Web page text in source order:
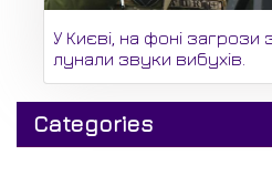
У Києві, на фоні загрози
лунали звуки вибухів.
Categories